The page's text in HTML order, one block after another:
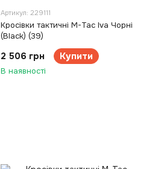
Артикул: 229111
Кросівки тактичні M-Tac Iva Чорні
(Black) (39)
2 506 грн Купити
В наявності